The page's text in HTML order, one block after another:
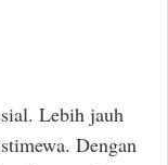
Lebih jauh
Dengan